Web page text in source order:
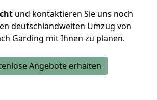
und kontaktieren Sie uns noch
deutschlandweiten Umzug von
Garding mit Ihnen zu planen.
Angebote erhalten